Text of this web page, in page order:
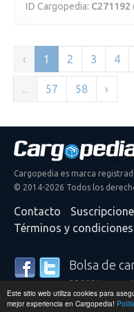
Este sitio web utiliza cookies para
mejor experiencia en Cargopedia!
ID Cargopedia: C271192
‹ 1 2 3 4
... 57 58 ›
Cargopedia es marca
© 2014-2026 Todos los
Contacto
Términos y condiciones
Bolsa de
25.308
confían en